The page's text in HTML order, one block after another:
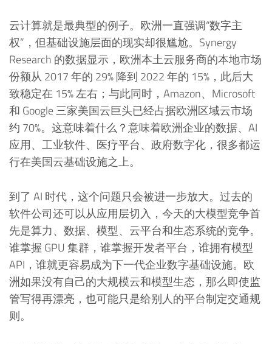
云计算就是最典型的例子。欧洲一直强调“数字主
权”，但基础设施层面的现实却很尴尬。Synergy
Research 的数据显示，欧洲本土云服务商的本地市场
份额从 2017 年的 29% 降到 2022 年的 15%，此后大
致稳定在 15% 左右；与此同时，Amazon、Microsoft
和 Google 三家美国云巨头已经占据欧洲区域云市场
约 70%。这意味着什么？意味着欧洲企业的数据、AI
应用、工业软件、医疗平台、政府数字化，很多都运
行在美国云基础设施之上。
到了 AI 时代，这个问题只会被进一步放大。过去的
软件公司还可以从应用层切入，今天的大模型竞争首
先是算力、数据、模型、云平台和生态系统的竞争。
谁掌握 GPU 集群，谁掌握开发者平台，谁拥有模型
API，谁就更容易成为下一代企业数字基础设施。欧
洲如果没有自己的大规模云和模型生态，那么即使监
管写得再漂亮，也可能只是给别人的平台制定交通规
则。